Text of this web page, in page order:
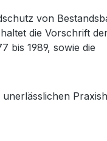
von
die Vorschrift
bis 1989, sowie die